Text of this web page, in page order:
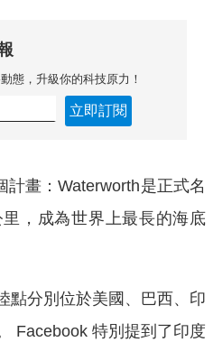
態，升級你的科技原力！
立即訂閱
畫：Waterworth是正式名
，成為世界上最長的海底
點分別位於美國、巴西、印
Facebook 特別提到了印度